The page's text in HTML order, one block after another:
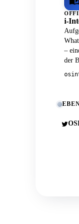
i-
–
der